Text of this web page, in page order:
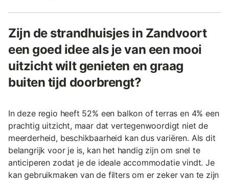
Zijn de strandhuisjes in Zandvoort
een goed idee als je van een mooi
uitzicht wilt genieten en graag
buiten tijd doorbrengt?
In deze regio heeft 52% een balkon of terras en 4% een
prachtig uitzicht, maar dat vertegenwoordigt niet de
meerderheid, beschikbaarheid kan dus variëren. Als dit
belangrijk voor je is, kan het handig zijn om snel te
anticiperen zodat je de ideale accommodatie vindt. Je
kan gebruikmaken van de filters om er zeker van te zijn